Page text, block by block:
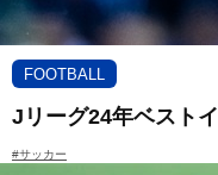
FOOTBALL
Jリーグ24年ベスト
#サッカー